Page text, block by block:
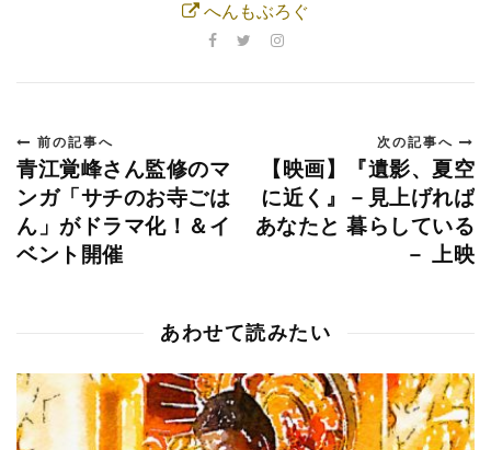
へんもぶろぐ
前の記事へ
青江覚峰さん監修のマ
ンガ「サチのお寺ごは
ん」がドラマ化！＆イ
ベント開催
次の記事へ
【映画】『遺影、夏空
に近く』－見上げれば
あなたと 暮らしている
－ 上映
あわせて読みたい